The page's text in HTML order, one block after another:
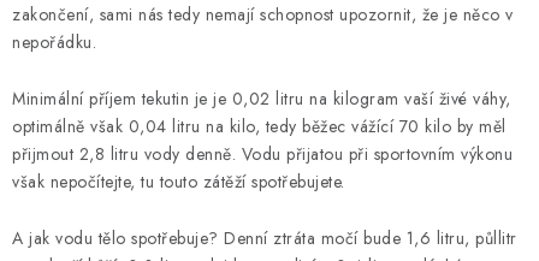
DÁRKOVÉ POUKAZY
VELIKOSTNÍ TABULKY
KONTAKT
zakončení, sami nás tedy nemají schopnost upozornit, že je něco v
nepořádku.
Minimální příjem tekutin je je 0,02 litru na kilogram vaší živé váhy,
optimálně však 0,04 litru na kilo, tedy běžec vážící 70 kilo by měl
přijmout 2,8 litru vody denně. Vodu přijatou při sportovním výkonu
však nepočítejte, tu touto zátěží spotřebujete.
A jak vodu tělo spotřebuje? Denní ztráta močí bude 1,6 litru, půllitr